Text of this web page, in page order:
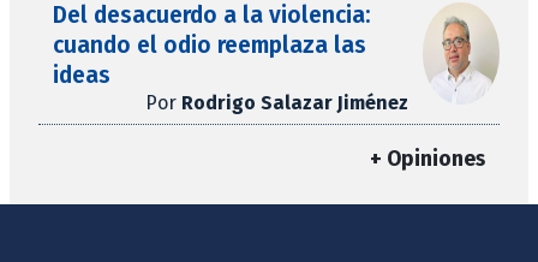
Del desacuerdo a la violencia:
cuando el odio reemplaza las
ideas
Por Rodrigo Salazar Jiménez
+ Opiniones